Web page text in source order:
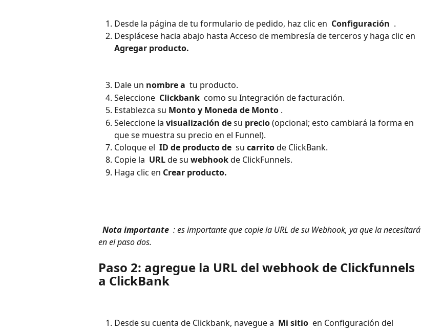
Desde la página de tu formulario de pedido, haz clic en Configuración .
Desplácese hacia abajo hasta Acceso de membresía de terceros y haga clic en
Agregar producto.
Dale un nombre a tu producto.
Seleccione Clickbank como su Integración de facturación.
Establezca su Monto y Moneda de Monto .
Seleccione la visualización de su precio (opcional; esto cambiará la forma en
que se muestra su precio en el Funnel).
Coloque el ID de producto de su carrito de ClickBank.
Copie la URL de su webhook de ClickFunnels.
Haga clic en Crear producto.
Nota importante : es importante que copie la URL de su Webhook, ya que la necesitará
en el paso dos.
Paso 2: agregue la URL del webhook de Clickfunnels
a ClickBank
Desde su cuenta de Clickbank, navegue a Mi sitio en Configuración del